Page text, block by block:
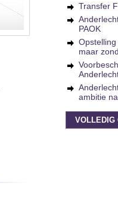
Transfer
PAOK
Opstelling
maar
ambitie
VOLLEDIG